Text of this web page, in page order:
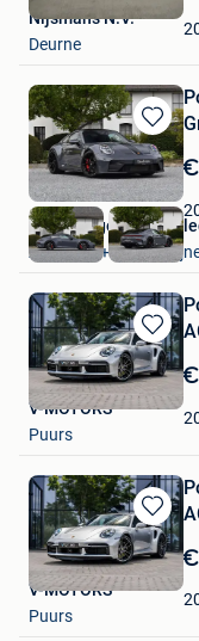
Nijsmans N.V.
Deurne
Bewaren
in
Mijn
ElsenBergen Car
Aarschot + Deel
Bewaren
in
Mijn
V-MOTORS
Puurs
Bewaren
in
Mijn
V-MOTORS
Puurs